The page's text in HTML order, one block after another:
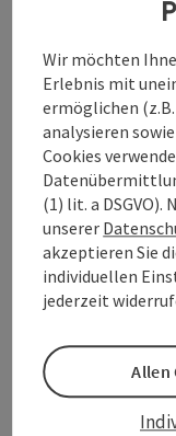
Haues steht Ihnen
Erholung zur
eigenen Parkplatz
Ennser Hauptplatz
neben dem
Kirche zahlreiche
ich Ihre Anfrage
Sie erreichen mich
und von 17.00 bis
Beitrag
Enns
Privatzimmer
Es gibt einen
Seite zurück
Wir möchten
Erlebnis mit
ermöglichen
analysieren
Cookies
(1) lit. a
unserer
akzeptieren Sie
individuellen
jederzeit
Allen